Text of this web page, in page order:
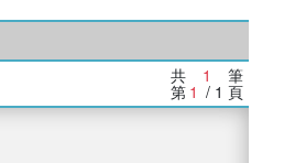
共 1 筆
第 1 / 1 頁